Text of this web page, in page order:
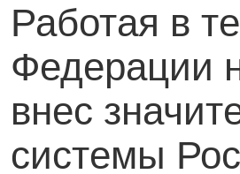
Работая в
Федерации
внес
системы